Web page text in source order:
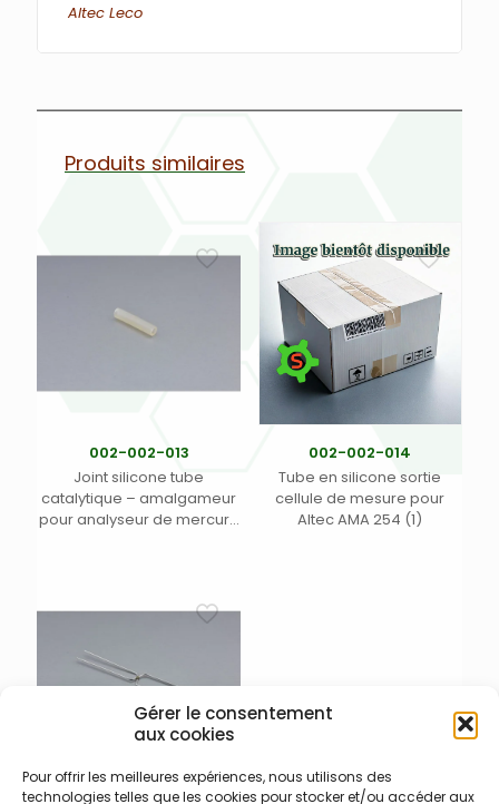
Gérer le consentement
aux cookies
Pour offrir les meilleures expériences, nous utilisons des
technologies telles que les cookies pour stocker et/ou accéder aux
AltecLeco
Produits similaires
002-002-013
Joint silicone tube
catalytique – amalgameur
pour analyseur de mercure
002-002-014
Tube en silicone sortie
cellule de mesure pour
Altec AMA 254 (1)